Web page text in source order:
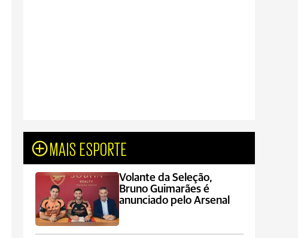
MAIS ESPORTE
Volante da Seleção,
Bruno Guimarães é
anunciado pelo Arsenal